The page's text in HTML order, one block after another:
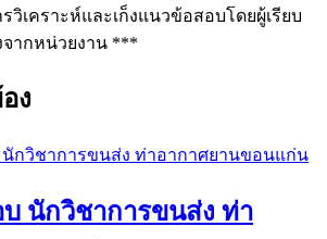
วิเคราะห์และเก็งแนวข้อสอบโดยผู้เรียบ
จากหน่วยงาน ***
ง
นักวิชาการขนส่ง ท่า